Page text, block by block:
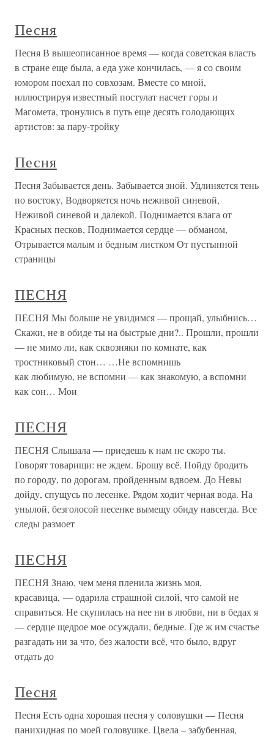
Песня
Песня В вышеописанное время — когда советская власть
в стране еще была, а еда уже кончилась, — я со своим
юмором поехал по совхозам. Вместе со мной,
иллюстрируя известный постулат насчет горы и
Магомета, тронулись в путь еще десять голодающих
артистов: за пару-тройку
Песня
Песня Забывается день. Забывается зной. Удлиняется тень
по востоку, Водворяется ночь неживой синевой,
Неживой синевой и далекой. Поднимается влага от
Красных песков, Поднимается сердце — обманом,
Отрывается малым и бедным листком От пустынной
страницы
ПЕСНЯ
ПЕСНЯ Мы больше не увидимся — прощай, улыбнись…
Скажи, не в обиде ты на быстрые дни?.. Прошли, прошли
— не мимо ли, как сквозняки по комнате, как
тростниковый стон… …Не вспомнишь
как любимую, не вспомни — как знакомую, а вспомни
как сон… Мои
ПЕСНЯ
ПЕСНЯ Слышала — приедешь к нам не скоро ты.
Говорят товарищи: не ждем. Брошу всё. Пойду бродить
по городу, по дорогам, пройденным вдвоем. До Невы
дойду, спущусь по лесенке. Рядом ходит черная вода. На
унылой, безголосой песенке вымещу обиду навсегда. Все
следы размоет
ПЕСНЯ
ПЕСНЯ Знаю, чем меня пленила жизнь моя,
красавица, — одарила страшной силой, что самой не
справиться. Не скупилась на нее ни в любви, ни в бедах я
— сердце щедрое мое осуждали, бедные. Где ж им счастье
разгадать ни за что, без жалости всё, что было, вдруг
отдать до
Песня
Песня Есть одна хорошая песня у соловушки — Песня
панихидная по моей головушке. Цвела – забубенная,